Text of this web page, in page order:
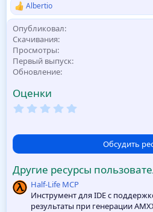
Р
е
а
к
ц
и
и
:
Albertio
Опубликовал
Скачивания
Просмотры
Первый выпуск
Обновление
Оценки
0
в
з
д
Обсудить
Другие ресурсы
Half-Life MCP
Инструмент для IDE с
результаты при генерации